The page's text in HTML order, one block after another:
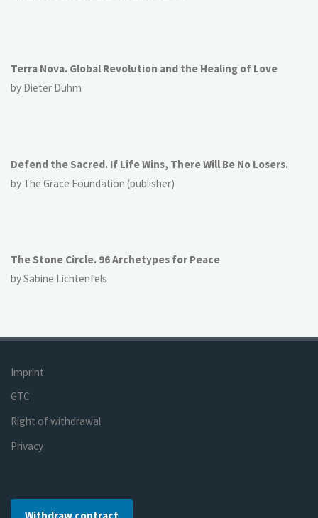
Terra Nova. Global Revolution and the Healing of Love
by Dieter Duhm
Defend the Sacred. If Life Wins, There Will Be No Losers.
by The Grace Foundation (publisher)
The Stone Circle. 96 Archetypes for Peace
by Sabine Lichtenfels
Imprint
GTC
Right of withdrawal
Privacy